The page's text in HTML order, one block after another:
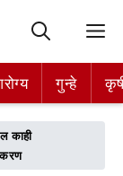
गुन्हे
गुन्हे
काही